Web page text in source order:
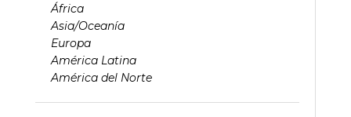
África
Asia/Oceanía
Europa
América Latina
América del Norte